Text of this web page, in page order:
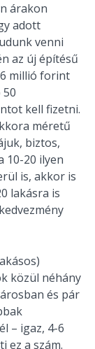
árakon
adott
venni
az új építésű
millió forint
kell fizetni.
méretű
biztos,
10-20 ilyen
is, akkor is
lakásra is
közül néhány
és pár
– igaz, 4-6
ez a szám.